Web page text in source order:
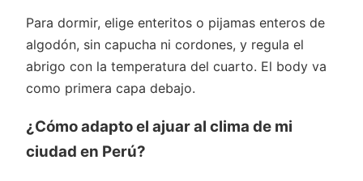
Para dormir, elige enteritos o pijamas enteros de
algodón, sin capucha ni cordones, y regula el
abrigo con la temperatura del cuarto. El body va
como primera capa debajo.
¿Cómo adapto el ajuar al clima de mi
ciudad en Perú?